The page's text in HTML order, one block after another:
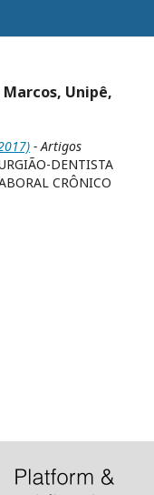
Unipê,
- Artigos
DENTISTA
CRÔNICO